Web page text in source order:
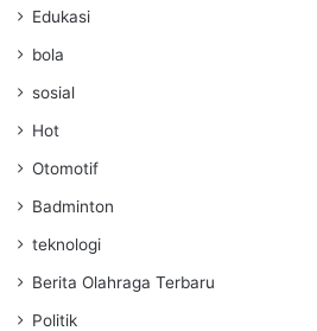
Edukasi
bola
sosial
Hot
Otomotif
Badminton
teknologi
Berita Olahraga Terbaru
Politik